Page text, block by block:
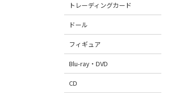
トレーディングカード
ドール
フィギュア
Blu-ray・DVD
CD